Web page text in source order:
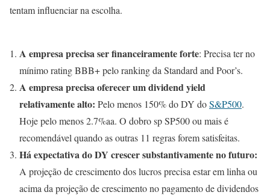
tentam influenciar na escolha.
A empresa precisa ser financeiramente forte: Precisa ter no
mínimo rating BBB+ pelo ranking da Standard and Poor’s.
A empresa precisa oferecer um dividend yield
relativamente alto: Pelo menos 150% do DY doS&P500.
Hoje pelo menos 2.7%aa. O dobro sp SP500 ou mais é
recomendável quando as outras 11 regras forem satisfeitas.
Há expectativa do DY crescer substantivamente no futuro:
A projeção de crescimento dos lucros precisa estar em linha ou
acima da projeção de crescimento no pagamento de dividendos